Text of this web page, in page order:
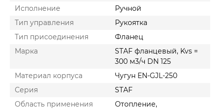
Исполнение
Ручной
Тип управления
Рукоятка
Тип присоединения
Фланец
Марка
STAF фланцевый, Kvs =
300 м3/ч DN 125
Материал корпуса
Чугун EN-GJL-250
Серия
STAF
Область применения
Отопление,